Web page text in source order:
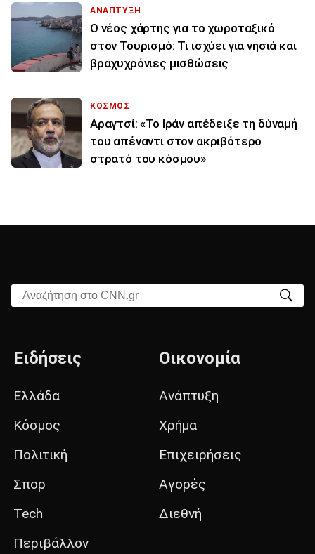
ΑΝΑΠΤΥΞΗ
Ο νέος χάρτης για το χωροταξικό
στον Τουρισμό: Τι ισχύει για νησιά και
βραχυχρόνιες μισθώσεις
ΚΟΣΜΟΣ
Αραγτσί: «Το Ιράν απέδειξε τη δύναμή
του απέναντι στον ακριβότερο
στρατό του κόσμου»
Αναζήτηση στο CNN.gr
Ειδήσεις
Ελλάδα
Κόσμος
Πολιτική
Σπορ
Tech
Περιβάλλον
Οικονομία
Ανάπτυξη
Χρήμα
Επιχειρήσεις
Αγορές
Διεθνή